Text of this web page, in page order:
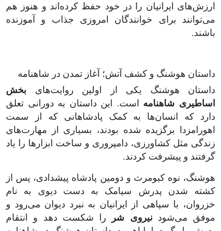
ارزش‌های ایرانیان را در خود حفظ کرده‌اند و هنوز هم
می‌توانند برای خوانندگان امروزی جذاب و آموزنده
باشند.
داستان هوشنگ و کشف آتش؛ آغاز تمدن در شاهنامه
داستان هوشنگ یکی از اولین روایت‌های بخش
اساطیری شاهنامه است. این داستان به دورانی تعلق
دارد که انسان‌ها به کمک پادشاهانی که از سمت
اهورامزدا برگزیده شده بودند، بسیاری از مهارت‌های
زندگی مثل کشاورزی، دامپروری و ساخت ابزارها را یاد
گرفتند و پیشرفت کردند.
هوشنگ، نوه کیومرث و دومین پادشاه پیشدادی، پس از
کشته شدن پدرش سیامک به دست دیوی به نام
خزروان، با سپاهی از ایرانیان به نبرد دیوان می‌رود و
موفق می‌شودنیروی شر
را شکست دهد و انتقام